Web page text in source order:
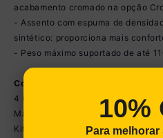
acabamento cromado na opção
- Assento com espuma de
sintético: proporciona mais
- Peso máximo suportado de até
Conteúdo da Embalagem:
4 (quatro) Cadeiras
Manual de Montagem
Kit Ferragem
10%
Para